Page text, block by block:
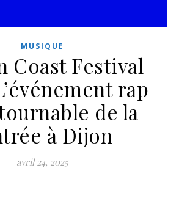
MUSIQUE
Coast Festival
rap
de la
à Dijon
avril 24, 2025